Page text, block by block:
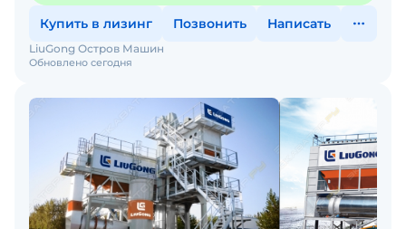
Купить в лизинг Позвонить Написать
Обновлено сегодня
LiuGong Остров Машин